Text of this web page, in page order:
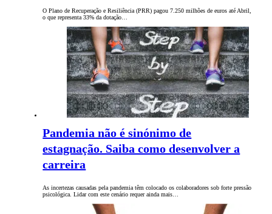
O Plano de Recuperação e Resiliência (PRR) pagou 7.250 milhões de euros até Abril,
o que representa 33% da dotação…
Pandemia não é sinónimo de
estagnação. Saiba como desenvolver a
carreira
As incertezas causadas pela pandemia têm colocado os colaboradores sob forte pressão
psicológica. Lidar com este cenário requer ainda mais…